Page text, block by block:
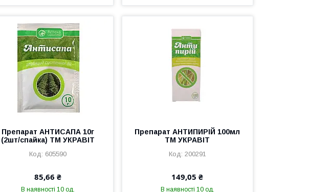
Препарат АНТИСАПА 10г
(2шт/спайка) ТМ УКРАВІТ
605590
85,66 ₴
В наявності 10 од.
Препарат АНТИПИРІЙ 100мл
ТМ УКРАВІТ
200291
149,05 ₴
В наявності 10 од.